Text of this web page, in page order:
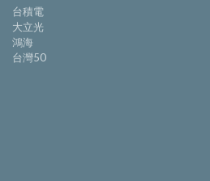
台積電
大立光
鴻海
台灣50